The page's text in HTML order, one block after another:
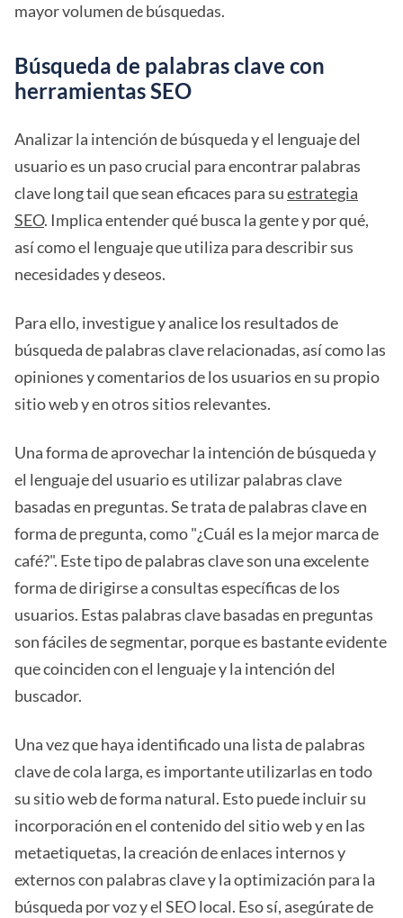
mayor volumen de búsquedas.
Búsqueda de palabras clave con
herramientas SEO
Analizar la intención de búsqueda y el lenguaje del
usuario es un paso crucial para encontrar palabras
clave long tail que sean eficaces para suestrategia
SEO. Implica entender qué busca la gente y por qué,
así como el lenguaje que utiliza para describir sus
necesidades y deseos.
Para ello, investigue y analice los resultados de
búsqueda de palabras clave relacionadas, así como las
opiniones y comentarios de los usuarios en su propio
sitio web y en otros sitios relevantes.
Una forma de aprovechar la intención de búsqueda y
el lenguaje del usuario es utilizar palabras clave
basadas en preguntas. Se trata de palabras clave en
forma de pregunta, como "¿Cuál es la mejor marca de
café?". Este tipo de palabras clave son una excelente
forma de dirigirse a consultas específicas de los
usuarios. Estas palabras clave basadas en preguntas
son fáciles de segmentar, porque es bastante evidente
que coinciden con el lenguaje y la intención del
buscador.
Una vez que haya identificado una lista de palabras
clave de cola larga, es importante utilizarlas en todo
su sitio web de forma natural. Esto puede incluir su
incorporación en el contenido del sitio web y en las
metaetiquetas, la creación de enlaces internos y
externos con palabras clave y la optimización para la
búsqueda por voz y el SEO local. Eso sí, asegúrate de